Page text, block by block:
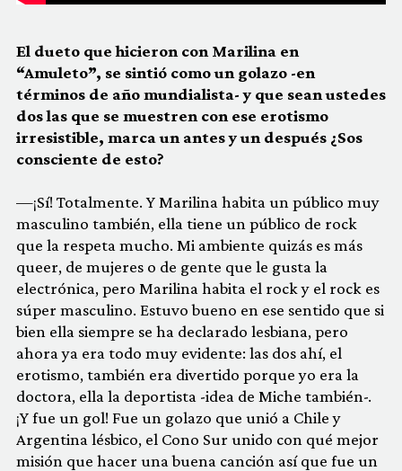
El dueto que hicieron con Marilina en
“Amuleto”, se sintió como un golazo -en
términos de año mundialista- y que sean ustedes
dos las que se muestren con ese erotismo
irresistible, marca un antes y un después ¿Sos
consciente de esto?
—¡Sí! Totalmente. Y Marilina habita un público muy
masculino también, ella tiene un público de rock
que la respeta mucho. Mi ambiente quizás es más
queer, de mujeres o de gente que le gusta la
electrónica, pero Marilina habita el rock y el rock es
súper masculino. Estuvo bueno en ese sentido que si
bien ella siempre se ha declarado lesbiana, pero
ahora ya era todo muy evidente: las dos ahí, el
erotismo, también era divertido porque yo era la
doctora, ella la deportista -idea de Miche también-.
¡Y fue un gol! Fue un golazo que unió a Chile y
Argentina lésbico, el Cono Sur unido con qué mejor
misión que hacer una buena canción así que fue un